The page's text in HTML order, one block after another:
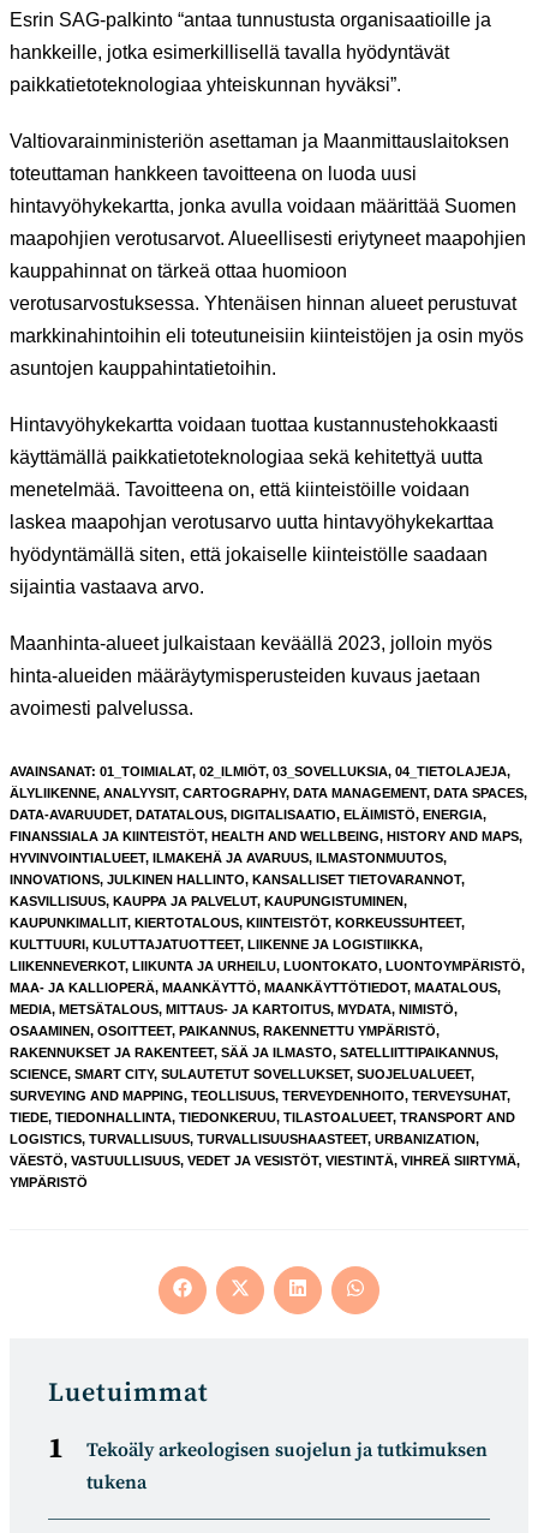
Esrin SAG-palkinto “antaa tunnustusta organisaatioille ja
hankkeille, jotka esimerkillisellä tavalla hyödyntävät
paikkatietoteknologiaa yhteiskunnan hyväksi”.
Valtiovarainministeriön asettaman ja Maanmittauslaitoksen
toteuttaman hankkeen tavoitteena on luoda uusi
hintavyöhykekartta, jonka avulla voidaan määrittää Suomen
maapohjien verotusarvot. Alueellisesti eriytyneet maapohjien
kauppahinnat on tärkeä ottaa huomioon
verotusarvostuksessa. Yhtenäisen hinnan alueet perustuvat
markkinahintoihin eli toteutuneisiin kiinteistöjen ja osin myös
asuntojen kauppahintatietoihin.
Hintavyöhykekartta voidaan tuottaa kustannustehokkaasti
käyttämällä paikkatietoteknologiaa sekä kehitettyä uutta
menetelmää. Tavoitteena on, että kiinteistöille voidaan
laskea maapohjan verotusarvo uutta hintavyöhykekarttaa
hyödyntämällä siten, että jokaiselle kiinteistölle saadaan
sijaintia vastaava arvo.
Maanhinta-alueet julkaistaan keväällä 2023, jolloin myös
hinta-alueiden määräytymisperusteiden kuvaus jaetaan
avoimesti palvelussa.
AVAINSANAT: 01_TOIMIALAT, 02_ILMIÖT, 03_SOVELLUKSIA, 04_TIETOLAJEJA,
ÄLYLIIKENNE, ANALYYSIT, CARTOGRAPHY, DATA MANAGEMENT, DATA SPACES,
DATA-AVARUUDET, DATATALOUS, DIGITALISAATIO, ELÄIMISTÖ, ENERGIA,
FINANSSIALA JA KIINTEISTÖT, HEALTH AND WELLBEING, HISTORY AND MAPS,
HYVINVOINTIALUEET, ILMAKEHÄ JA AVARUUS, ILMASTONMUUTOS,
INNOVATIONS, JULKINEN HALLINTO, KANSALLISET TIETOVARANNOT,
KASVILLISUUS, KAUPPA JA PALVELUT, KAUPUNGISTUMINEN,
KAUPUNKIMALLIT, KIERTOTALOUS, KIINTEISTÖT, KORKEUSSUHTEET,
KULTTUURI, KULUTTAJATUOTTEET, LIIKENNE JA LOGISTIIKKA,
LIIKENNEVERKOT, LIIKUNTA JA URHEILU, LUONTOKATO, LUONTOYMPÄRISTÖ,
MAA- JA KALLIOPERÄ, MAANKÄYTTÖ, MAANKÄYTTÖTIEDOT, MAATALOUS,
MEDIA, METSÄTALOUS, MITTAUS- JA KARTOITUS, MYDATA, NIMISTÖ,
OSAAMINEN, OSOITTEET, PAIKANNUS, RAKENNETTU YMPÄRISTÖ,
RAKENNUKSET JA RAKENTEET, SÄÄ JA ILMASTO, SATELLIITTIPAIKANNUS,
SCIENCE, SMART CITY, SULAUTETUT SOVELLUKSET, SUOJELUALUEET,
SURVEYING AND MAPPING, TEOLLISUUS, TERVEYDENHOITO, TERVEYSUHAT,
TIEDE, TIEDONHALLINTA, TIEDONKERUU, TILASTOALUEET, TRANSPORT AND
LOGISTICS, TURVALLISUUS, TURVALLISUUSHAASTEET, URBANIZATION,
VÄESTÖ, VASTUULLISUUS, VEDET JA VESISTÖT, VIESTINTÄ, VIHREÄ SIIRTYMÄ,
YMPÄRISTÖ
Opens
in
Opens
in
Opens
in
Opens
in
Luetuimmat
Tekoäly arkeologisen suojelun ja tutkimuksen
tukena